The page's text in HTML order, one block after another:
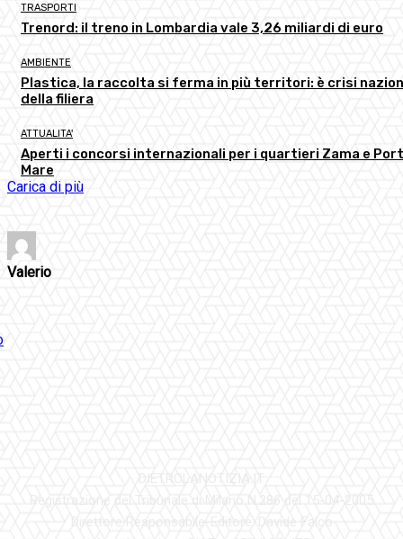
TRASPORTI
Trenord: il treno in Lombardia vale 3,26 miliardi di euro
AMBIENTE
Plastica, la raccolta si ferma in più territori: è crisi
della filiera
ATTUALITA'
Aperti i concorsi internazionali per i quartieri Zama e
Mare
Carica di più
Valerio